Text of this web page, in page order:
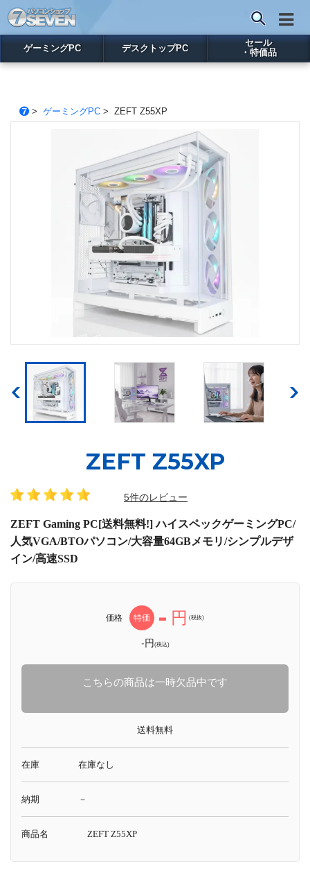
ゲーミングPC デスクトップPC
セール
・特価品
> ゲーミングPC> ZEFT Z55XP
ZEFT Z55XP
5件のレビュー
ZEFT Gaming PC[送料無料!] ハイスペックゲーミングPC/
人気VGA/BTOパソコン/大容量64GBメモリ/シンプルデザ
イン/高速SSD
価格 特価 - 円 (税抜)
-円(税込)
こちらの商品は一時欠品中です
送料無料
在庫 在庫なし
納期 －
商品名 ZEFT Z55XP